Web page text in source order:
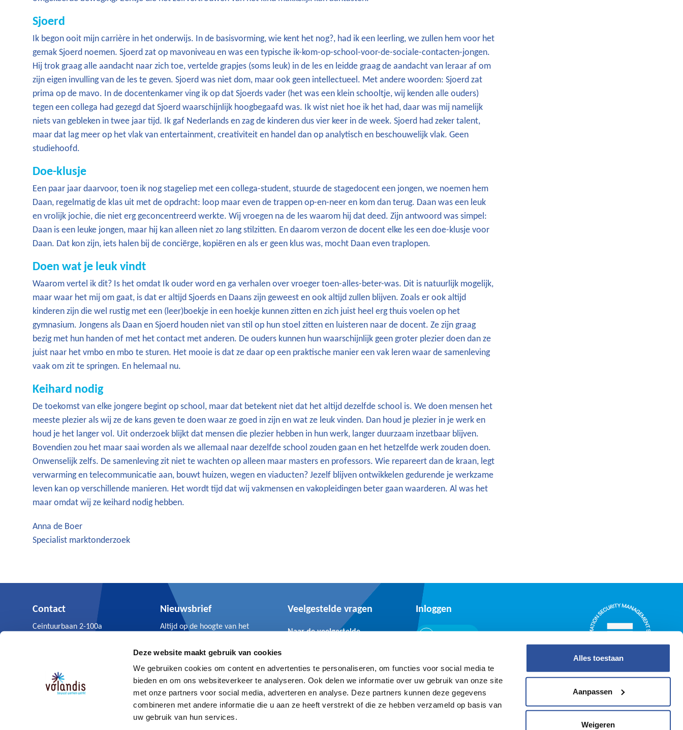
Deze website maakt gebruik van cookies
We gebruiken cookies om content en advertenties te personaliseren, om functies voor social media te
bieden en om ons websiteverkeer te analyseren. Ook delen we informatie over uw gebruik van onze site
met onze partners voor social media, adverteren en analyse. Deze partners kunnen deze gegevens
combineren met andere informatie die u aan ze heeft verstrekt of die ze hebben verzameld op basis van
uw gebruik van hun services.
Alles toestaan
Aanpassen
Weigeren
Sjoerd
Ik begon ooit mijn carrière in het onderwijs. In de basisvorming, wie kent het nog?, had ik een leerling, we zullen hem voor het
gemak Sjoerd noemen. Sjoerd zat op mavoniveau en was een typische ik-kom-op-school-voor-de-sociale-contacten-jongen.
Hij trok graag alle aandacht naar zich toe, vertelde grapjes (soms leuk) in de les en leidde graag de aandacht van leraar af om
zijn eigen invulling van de les te geven. Sjoerd was niet dom, maar ook geen intellectueel. Met andere woorden: Sjoerd zat
prima op de mavo. In de docentenkamer ving ik op dat Sjoerds vader (het was een klein schooltje, wij kenden alle ouders)
tegen een collega had gezegd dat Sjoerd waarschijnlijk hoogbegaafd was. Ik wist niet hoe ik het had, daar was mij namelijk
niets van gebleken in twee jaar tijd. Ik gaf Nederlands en zag de kinderen dus vier keer in de week. Sjoerd had zeker talent,
maar dat lag meer op het vlak van entertainment, creativiteit en handel dan op analytisch en beschouwelijk vlak. Geen
studiehoofd.
Doe-klusje
Een paar jaar daarvoor, toen ik nog stageliep met een collega-student, stuurde de stagedocent een jongen, we noemen hem
Daan, regelmatig de klas uit met de opdracht: loop maar even de trappen op-en-neer en kom dan terug. Daan was een leuk
en vrolijk jochie, die niet erg geconcentreerd werkte. Wij vroegen na de les waarom hij dat deed. Zijn antwoord was simpel:
Daan is een leuke jongen, maar hij kan alleen niet zo lang stilzitten. En daarom verzon de docent elke les een doe-klusje voor
Daan. Dat kon zijn, iets halen bij de conciërge, kopiëren en als er geen klus was, mocht Daan even traplopen.
Doen wat je leuk vindt
Waarom vertel ik dit? Is het omdat Ik ouder word en ga verhalen over vroeger toen-alles-beter-was. Dit is natuurlijk mogelijk,
maar waar het mij om gaat, is dat er altijd Sjoerds en Daans zijn geweest en ook altijd zullen blijven. Zoals er ook altijd
kinderen zijn die wel rustig met een (leer)boekje in een hoekje kunnen zitten en zich juist heel erg thuis voelen op het
gymnasium. Jongens als Daan en Sjoerd houden niet van stil op hun stoel zitten en luisteren naar de docent. Ze zijn graag
bezig met hun handen of met het contact met anderen. De ouders kunnen hun waarschijnlijk geen groter plezier doen dan ze
juist naar het vmbo en mbo te sturen. Het mooie is dat ze daar op een praktische manier een vak leren waar de samenleving
vaak om zit te springen. En helemaal nu.
Keihard nodig
De toekomst van elke jongere begint op school, maar dat betekent niet dat het altijd dezelfde school is. We doen mensen het
meeste plezier als wij ze de kans geven te doen waar ze goed in zijn en wat ze leuk vinden. Dan houd je plezier in je werk en
houd je het langer vol. Uit onderzoek blijkt dat mensen die plezier hebben in hun werk, langer duurzaam inzetbaar blijven.
Bovendien zou het maar saai worden als we allemaal naar dezelfde school zouden gaan en het hetzelfde werk zouden doen.
Onwenselijk zelfs. De samenleving zit niet te wachten op alleen maar masters en professors. Wie repareert dan de kraan, legt
verwarming en telecommunicatie aan, bouwt huizen, wegen en viaducten? Jezelf blijven ontwikkelen gedurende je werkzame
leven kan op verschillende manieren. Het wordt tijd dat wij vakmensen en vakopleidingen beter gaan waarderen. Al was het
maar omdat wij ze keihard nodig hebben.
Anna de Boer
Specialist marktonderzoek
Contact
Ceintuurbaan 2-100a
Nieuwsbrief
Altijd op de hoogte van het
Aanmelden
Veelgestelde vragen
Naar de veelgestelde
Inloggen
Gebruikersvoorwaarden & disclaimer Privacy- en cookie statement Cookie declaration